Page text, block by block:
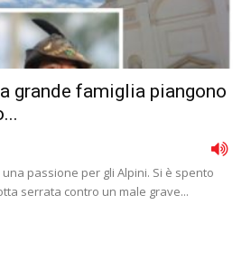
grande famiglia piangono
passione per gli Alpini. Si è spento
serrata contro un male grave...